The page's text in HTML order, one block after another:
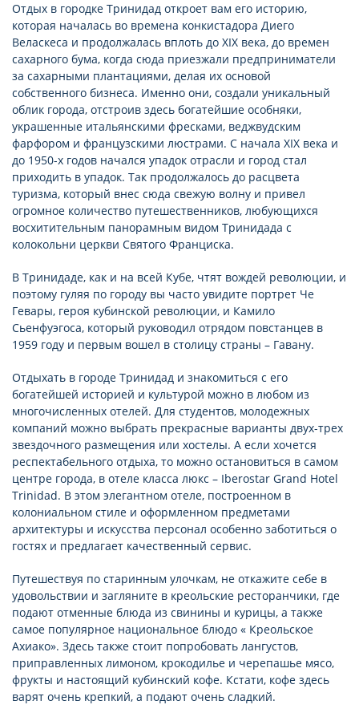
Отдых в городке Тринидад откроет вам его историю,
которая началась во времена конкистадора Диего
Веласкеса и продолжалась вплоть до XIX века, до времен
сахарного бума, когда сюда приезжали предприниматели
за сахарными плантациями, делая их основой
собственного бизнеса. Именно они, создали уникальный
облик города, отстроив здесь богатейшие особняки,
украшенные итальянскими фресками, веджвудским
фарфором и французскими люстрами. С начала XIX века и
до 1950-х годов начался упадок отрасли и город стал
приходить в упадок. Так продолжалось до расцвета
туризма, который внес сюда свежую волну и привел
огромное количество путешественников, любующихся
восхитительным панорамным видом Тринидада с
колокольни церкви Святого Франциска.
В Тринидаде, как и на всей Кубе, чтят вождей революции, и
поэтому гуляя по городу вы часто увидите портрет Че
Гевары, героя кубинской революции, и Камило
Сьенфуэгоса, который руководил отрядом повстанцев в
1959 году и первым вошел в столицу страны – Гавану.
Отдыхать в городе Тринидад и знакомиться с его
богатейшей историей и культурой можно в любом из
многочисленных отелей. Для студентов, молодежных
компаний можно выбрать прекрасные варианты двух-трех
звездочного размещения или хостелы. А если хочется
респектабельного отдыха, то можно остановиться в самом
центре города, в отеле класса люкс – Iberostar Grand Hotel
Trinidad. В этом элегантном отеле, построенном в
колониальном стиле и оформленном предметами
архитектуры и искусства персонал особенно заботиться о
гостях и предлагает качественный сервис.
Путешествуя по старинным улочкам, не откажите себе в
удовольствии и загляните в креольские ресторанчики, где
подают отменные блюда из свинины и курицы, а также
самое популярное национальное блюдо « Креольское
Ахиако». Здесь также стоит попробовать лангустов,
приправленных лимоном, крокодилье и черепашье мясо,
фрукты и настоящий кубинский кофе. Кстати, кофе здесь
варят очень крепкий, а подают очень сладкий.